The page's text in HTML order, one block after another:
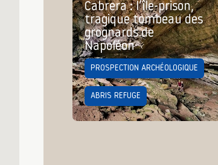
Cabrera : l’île-prison,
tragique tombeau des
grognards de
Napoléon
PROSPECTION ARCHÉOLOGIQUE
ABRIS REFUGE